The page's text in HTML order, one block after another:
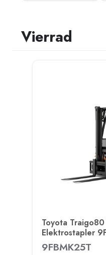
Vierrad
Toyota
Elektrostapler
9FBMK25T